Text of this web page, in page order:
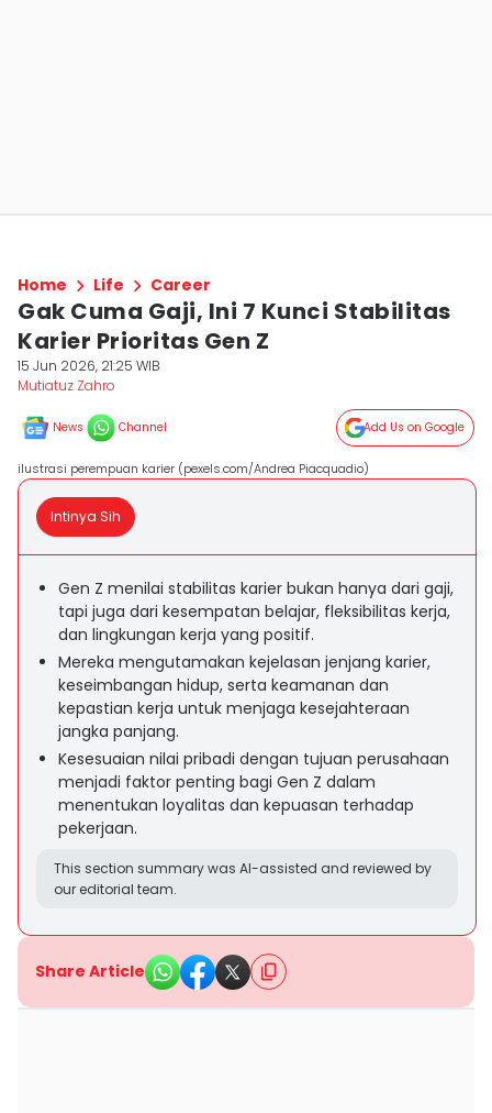
Home Life Career
Gak Cuma Gaji, Ini 7 Kunci Stabilitas
Karier Prioritas Gen Z
15 Jun 2026, 21:25 WIB
Mutiatuz Zahro
News Channel Add Us on Google
ilustrasi perempuan karier (pexels.com/Andrea Piacquadio)
Intinya Sih
Gen Z menilai stabilitas karier bukan hanya dari gaji,
tapi juga dari kesempatan belajar, fleksibilitas kerja,
dan lingkungan kerja yang positif.
Mereka mengutamakan kejelasan jenjang karier,
keseimbangan hidup, serta keamanan dan
kepastian kerja untuk menjaga kesejahteraan
jangka panjang.
Kesesuaian nilai pribadi dengan tujuan perusahaan
menjadi faktor penting bagi Gen Z dalam
menentukan loyalitas dan kepuasan terhadap
pekerjaan.
This section summary was AI-assisted and reviewed by
our editorial team.
Share Article